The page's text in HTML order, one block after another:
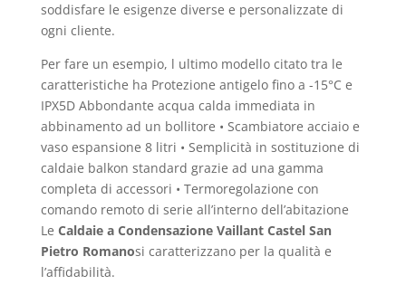
soddisfare le esigenze diverse e personalizzate di
ogni cliente.
Per fare un esempio, l ultimo modello citato tra le
caratteristiche ha Protezione antigelo fino a -15°C e
IPX5D Abbondante acqua calda immediata in
abbinamento ad un bollitore • Scambiatore acciaio e
vaso espansione 8 litri • Semplicità in sostituzione di
caldaie balkon standard grazie ad una gamma
completa di accessori • Termoregolazione con
comando remoto di serie all’interno dell’abitazione
Le Caldaie a Condensazione Vaillant Castel San
Pietro Romanosi caratterizzano per la qualità e
l’affidabilità.